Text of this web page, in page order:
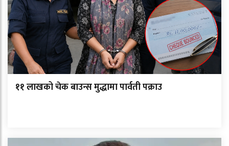
११ लाखको चेक बाउन्स मुद्धामा पार्वती पक्राउ